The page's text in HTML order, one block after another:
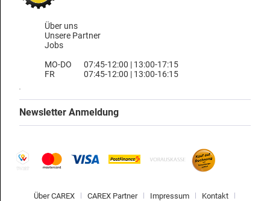
Über uns
Unsere Partner
Jobs
MO-DO
FR
07:45-12:00 | 13:00-17:15
07:45-12:00 | 13:00-16:15
Newsletter Anmeldung
Über CAREX CAREX Partner Impressum Kontakt